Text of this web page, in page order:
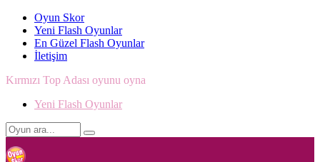
Oyun Skor
Yeni Flash Oyunlar
En Güzel Flash Oyunlar
İletişim
Kırmızı Top Adası oyunu oyna
Yeni Flash Oyunlar